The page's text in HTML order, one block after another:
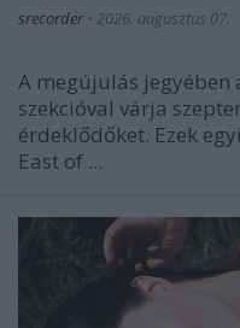
srecorder • 2026. augusztus 07.
A megújulás jegyében
szekcióval várja
érdeklődőket. Ezek
East of ...